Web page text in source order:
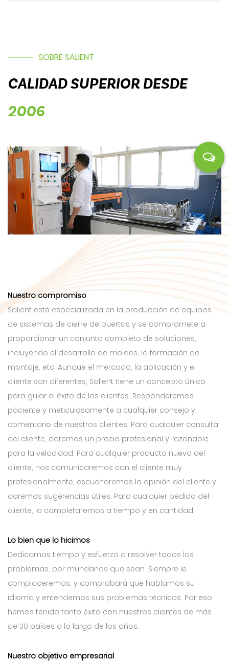
SOBRE SALIENT
CALIDAD SUPERIOR DESDE
2006
Nuestro compromiso
Salient está especializada en la producción de equipos
de sistemas de cierre de puertas y se compromete a
proporcionar un conjunto completo de soluciones,
incluyendo el desarrollo de moldes, la formación de
montaje, etc. Aunque el mercado, la aplicación y el
cliente son diferentes, Salient tiene un concepto único
para guiar el éxito de los clientes. Responderemos
paciente y meticulosamente a cualquier consejo y
comentario de nuestros clientes. Para cualquier consulta
del cliente, daremos un precio profesional y razonable
para la velocidad. Para cualquier producto nuevo del
cliente, nos comunicaremos con el cliente muy
profesionalmente, escucharemos la opinión del cliente y
daremos sugerencias útiles. Para cualquier pedido del
cliente, lo completaremos a tiempo y en cantidad.
Lo bien que lo hicimos
Dedicamos tiempo y esfuerzo a resolver todos los
problemas, por mundanos que sean. Siempre le
complaceremos, y comprobará que hablamos su
idioma y entendemos sus problemas técnicos. Por eso
hemos tenido tanto éxito con nuestros clientes de más
de 30 países a lo largo de los años.
Nuestro objetivo empresarial